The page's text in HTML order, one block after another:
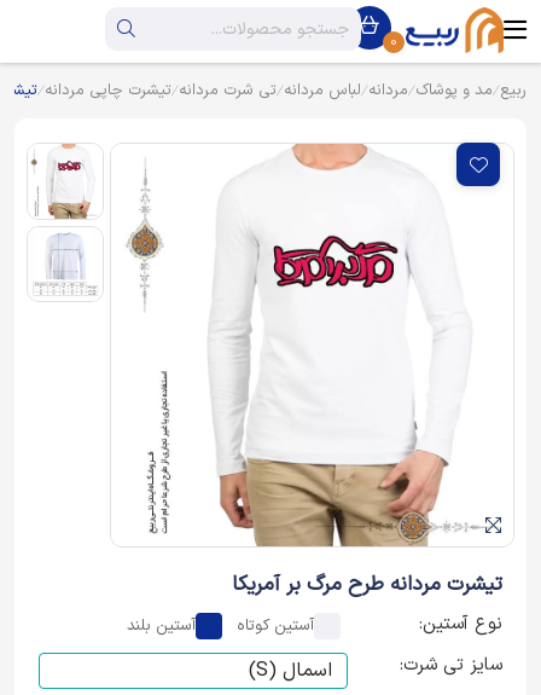
0
ربیع مد و پوشاک مردانه لباس مردانه تی شرت مردانه تیشرت چاپی مردانه
تیشرت مردانه طرح مرگ بر آمریکا
نوع آستین: آستین کوتاه آستین بلند
سایز تی شرت: